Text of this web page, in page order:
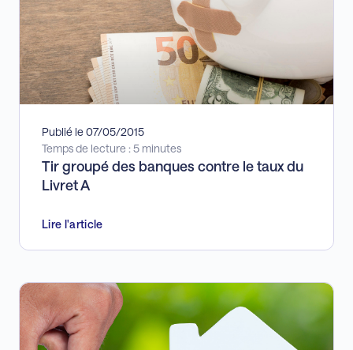
Publié le 07/05/2015
Temps de lecture : 5 minutes
Tir groupé des banques contre le taux du
Livret A
Lire l'article